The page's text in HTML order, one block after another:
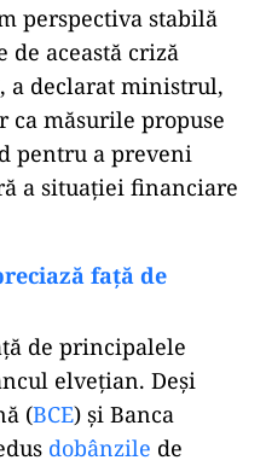
perspectiva stabilă
de această criză
a declarat ministrul,
ca măsurile propuse
pentru a preveni
a situației financiare
faţă de
de principalele
elveţian. Deşi
(BCE) şi Banca
dobânzile de